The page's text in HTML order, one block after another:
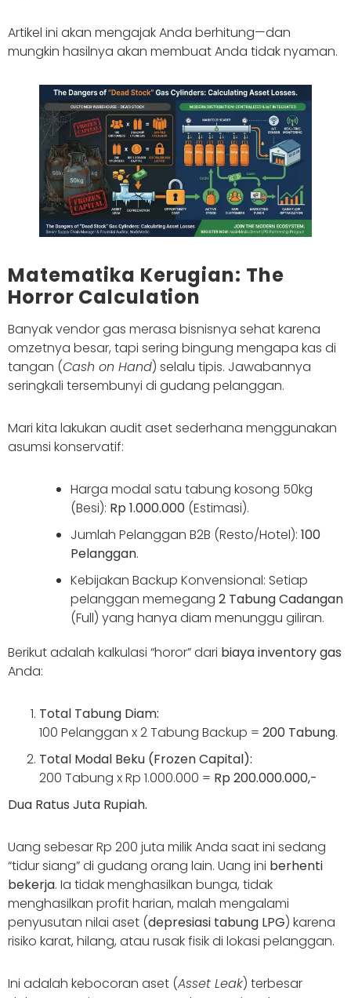
Artikel ini akan mengajak Anda berhitung—dan
mungkin hasilnya akan membuat Anda tidak nyaman.
Matematika Kerugian: The
Horror Calculation
Banyak vendor gas merasa bisnisnya sehat karena
omzetnya besar, tapi sering bingung mengapa kas di
tangan (Cash on Hand) selalu tipis. Jawabannya
seringkali tersembunyi di gudang pelanggan.
Mari kita lakukan audit aset sederhana menggunakan
asumsi konservatif:
Harga modal satu tabung kosong 50kg
(Besi): Rp 1.000.000 (Estimasi).
Jumlah Pelanggan B2B (Resto/Hotel): 100
Pelanggan.
Kebijakan Backup Konvensional: Setiap
pelanggan memegang 2 Tabung Cadangan
(Full) yang hanya diam menunggu giliran.
Berikut adalah kalkulasi “horor” dari biaya inventory gas
Anda:
Total Tabung Diam:
100 Pelanggan x 2 Tabung Backup = 200 Tabung.
Total Modal Beku (Frozen Capital):
200 Tabung x Rp 1.000.000 = Rp 200.000.000,-
Dua Ratus Juta Rupiah.
Uang sebesar Rp 200 juta milik Anda saat ini sedang
“tidur siang” di gudang orang lain. Uang ini berhenti
bekerja. Ia tidak menghasilkan bunga, tidak
menghasilkan profit harian, malah mengalami
penyusutan nilai aset (depresiasi tabung LPG) karena
risiko karat, hilang, atau rusak fisik di lokasi pelanggan.
Ini adalah kebocoran aset (Asset Leak) terbesar